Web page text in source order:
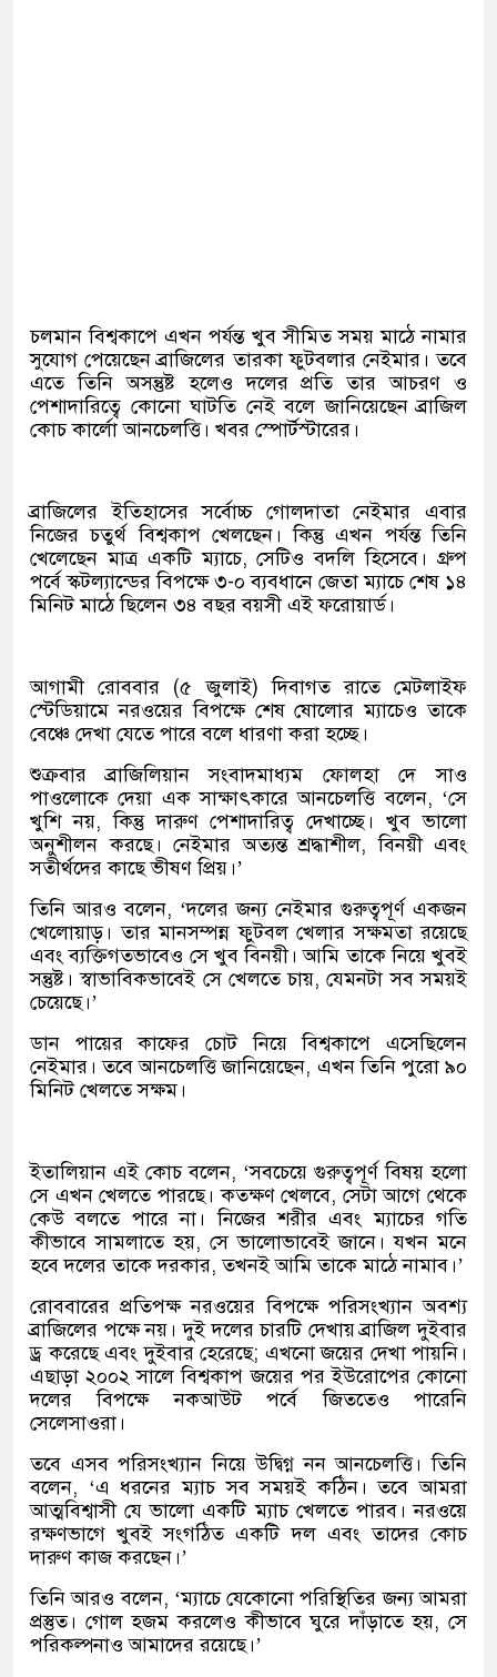
চলমান বিশ্বকাপে এখন পর্যন্ত খুব সীমিত সময় মাঠে নামার
সুযোগ পেয়েছেন ব্রাজিলের তারকা ফুটবলার নেইমার। তবে
এতে তিনি অসন্তুষ্ট হলেও দলের প্রতি তার আচরণ ও
পেশাদারিত্বে কোনো ঘাটতি নেই বলে জানিয়েছেন ব্রাজিল
কোচ কার্লো আনচেলত্তি। খবর স্পোর্টস্টারের।
ব্রাজিলের ইতিহাসের সর্বোচ্চ গোলদাতা নেইমার এবার
নিজের চতুর্থ বিশ্বকাপ খেলছেন। কিন্তু এখন পর্যন্ত তিনি
খেলেছেন মাত্র একটি ম্যাচে, সেটিও বদলি হিসেবে। গ্রুপ
পর্বে স্কটল্যান্ডের বিপক্ষে ৩-০ ব্যবধানে জেতা ম্যাচে শেষ ১৪
মিনিট মাঠে ছিলেন ৩৪ বছর বয়সী এই ফরোয়ার্ড।
আগামী রোববার (৫ জুলাই) দিবাগত রাতে মেটলাইফ
স্টেডিয়ামে নরওয়ের বিপক্ষে শেষ ষোলোর ম্যাচেও তাকে
বেঞ্চে দেখা যেতে পারে বলে ধারণা করা হচ্ছে।
শুক্রবার ব্রাজিলিয়ান সংবাদমাধ্যম ফোলহা দে সাও
পাওলোকে দেয়া এক সাক্ষাৎকারে আনচেলত্তি বলেন, ‘সে
খুশি নয়, কিন্তু দারুণ পেশাদারিত্ব দেখাচ্ছে। খুব ভালো
অনুশীলন করছে। নেইমার অত্যন্ত শ্রদ্ধাশীল, বিনয়ী এবং
সতীর্থদের কাছে ভীষণ প্রিয়।’
তিনি আরও বলেন, ‘দলের জন্য নেইমার গুরুত্বপূর্ণ একজন
খেলোয়াড়। তার মানসম্পন্ন ফুটবল খেলার সক্ষমতা রয়েছে
এবং ব্যক্তিগতভাবেও সে খুব বিনয়ী। আমি তাকে নিয়ে খুবই
সন্তুষ্ট। স্বাভাবিকভাবেই সে খেলতে চায়, যেমনটা সব সময়ই
চেয়েছে।’
ডান পায়ের কাফের চোট নিয়ে বিশ্বকাপে এসেছিলেন
নেইমার। তবে আনচেলত্তি জানিয়েছেন, এখন তিনি পুরো ৯০
মিনিট খেলতে সক্ষম।
ইতালিয়ান এই কোচ বলেন, ‘সবচেয়ে গুরুত্বপূর্ণ বিষয় হলো
সে এখন খেলতে পারছে। কতক্ষণ খেলবে, সেটা আগে থেকে
কেউ বলতে পারে না। নিজের শরীর এবং ম্যাচের গতি
কীভাবে সামলাতে হয়, সে ভালোভাবেই জানে। যখন মনে
হবে দলের তাকে দরকার, তখনই আমি তাকে মাঠে নামাব।’
রোববারের প্রতিপক্ষ নরওয়ের বিপক্ষে পরিসংখ্যান অবশ্য
ব্রাজিলের পক্ষে নয়। দুই দলের চারটি দেখায় ব্রাজিল দুইবার
ড্র করেছে এবং দুইবার হেরেছে; এখনো জয়ের দেখা পায়নি।
এছাড়া ২০০২ সালে বিশ্বকাপ জয়ের পর ইউরোপের কোনো
দলের বিপক্ষে নকআউট পর্বে জিততেও পারেনি
সেলেসাওরা।
তবে এসব পরিসংখ্যান নিয়ে উদ্বিগ্ন নন আনচেলত্তি। তিনি
বলেন, ‘এ ধরনের ম্যাচ সব সময়ই কঠিন। তবে আমরা
আত্মবিশ্বাসী যে ভালো একটি ম্যাচ খেলতে পারব। নরওয়ে
রক্ষণভাগে খুবই সংগঠিত একটি দল এবং তাদের কোচ
দারুণ কাজ করছেন।’
তিনি আরও বলেন, ‘ম্যাচে যেকোনো পরিস্থিতির জন্য আমরা
প্রস্তুত। গোল হজম করলেও কীভাবে ঘুরে দাঁড়াতে হয়, সে
পরিকল্পনাও আমাদের রয়েছে।’